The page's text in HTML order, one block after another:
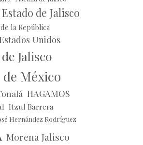
de Jalisco
la República
Unidos
Jalisco
México
HAGAMOS
Itzul Barrera
Hernández Rodríguez
Morena Jalisco